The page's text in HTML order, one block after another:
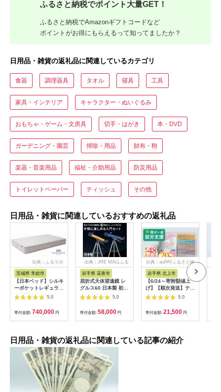
ふるさと納税でポイント大量GET！
ふるさと納税でAmazonギフトコードなど
ポイントがお得にもらえるって知ってましたか？
日用品・雑貨の返礼品に関連しているカテゴリ
食器 調理器具 タオル 寝具 工具
家具・インテリア キャラクター・ぬいぐるみ
おもちゃ・ゲーム・文房具 切手・はがき 本・DVD
ガーデニング・園芸 掃除・用品 財布・鞄
楽器・音楽用品 福祉・介助用品 防災用品
トイレットペーパー ティッシュ その他
日用品・雑貨に関連しているおすすめの返礼品
出典：ふるラボ
茨城県 常総市
【日本ベッド】シルキ
ーポケットレギュラー
11334 シングル 日本
ベッド シルキーポケ
ットレギュラー シン
グル 通気性 ロングセ
ラー 放湿性 ※沖縄
5.0
寄付金額: 740,000 円
出典：JRE MALLふる
さと納税
岩手県 花巻市
屈折式天体望遠鏡 レ
グルス60 日本製 初心
者用 スマホ撮影 (カラ
ー：オレンジ）
【1835-2】
5.0
寄付金額: 58,000 円
出典：auPAYふるさと納
岩手県 北上市
【6/24～寄附額値上
げ】【順次発送】ティ
ッシュペーパー 20箱
＆ トイレットロール
(ダブル) 48個 福祉施
設支援 日用品 常備品
備蓄品 box ちり紙 テ
ィッシュ パルプ
100％ 無香料 1箱
5.0
寄付金額: 21,500 円
日用品・雑貨の返礼品に関連している記事の紹介